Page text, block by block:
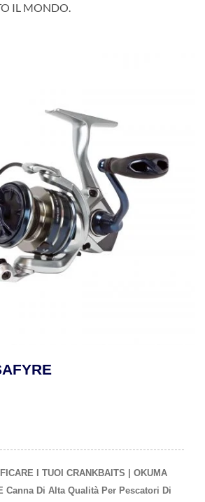
IL MONDO.
I TUOI CRANKBAITS | OKUMA
Canna Di Alta Qualità Per Pescatori Di